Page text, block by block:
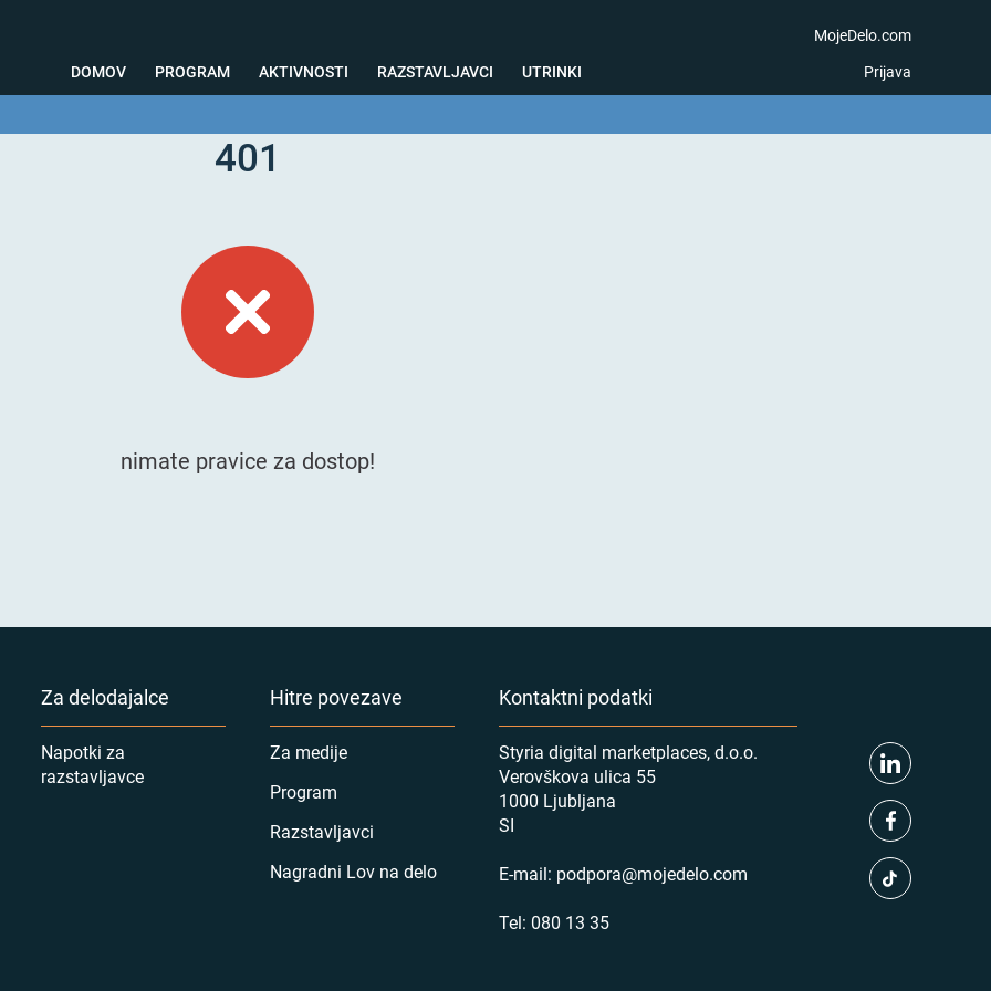
DOMOV PROGRAM AKTIVNOSTI
Testiranja
RAZSTAVLJAVCI UTRINKI
MojeDelo.com
Prijava
401
nimate pravice za dostop!
Za delodajalce
Napotki za
razstavljavce
Hitre povezave
Za medije
Program
Razstavljavci
Nagradni Lov na delo
Kontaktni podatki
Styria digital marketplaces, d.o.o.
Verovškova ulica 55
1000 Ljubljana
SI
E-mail: podpora@mojedelo.com
Tel: 080 13 35